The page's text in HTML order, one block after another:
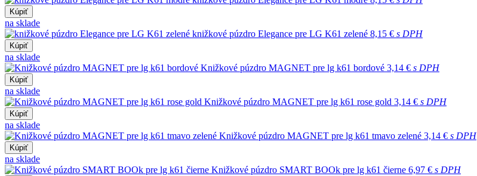
Kúpiť
na sklade
knižkové púzdro Elegance pre LG K61 zelené 8,15 € s DPH
Kúpiť
na sklade
Knižkové púzdro MAGNET pre lg k61 bordové 3,14 € s DPH
Kúpiť
na sklade
Knižkové púzdro MAGNET pre lg k61 rose gold 3,14 € s DPH
Kúpiť
na sklade
Knižkové púzdro MAGNET pre lg k61 tmavo zelené 3,14 € s DPH
Kúpiť
na sklade
Knižkové púzdro SMART BOOk pre lg k61 čierne 6,97 € s DPH